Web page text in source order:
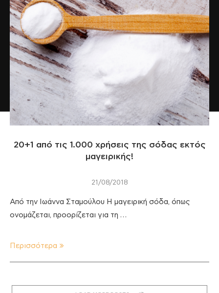
20+1 από τις 1.000 χρήσεις της σόδας εκτός
μαγειρικής!
21/08/2018
Από την Ιωάννα Σταμούλου Η μαγειρική σόδα, όπως
ονομάζεται, προορίζεται για τη …
Περισσότερα